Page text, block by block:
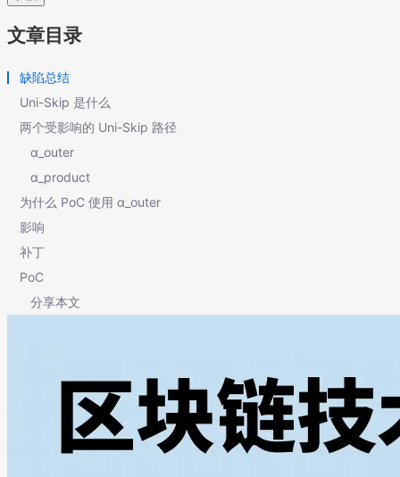
文章目录
缺陷总结
Uni-Skip 是什么
两个受影响的 Uni-Skip 路径
α_outer
α_product
为什么 PoC 使用 α_outer
影响
补丁
PoC
分享本文